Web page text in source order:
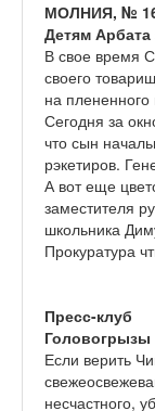
МОЛНИЯ, №
Детям Арбата
В свое время
своего
на
Сегодня за
что сын
рэкетиров.
А вот еще
заместителя
школьника
Прокуратура
Пресс-клуб
Головогрызы
Если верить
несчастного,